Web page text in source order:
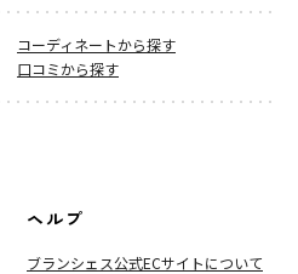
コーディネートから探す
口コミから探す
ヘルプ
ブランシェス公式ECサイトについて